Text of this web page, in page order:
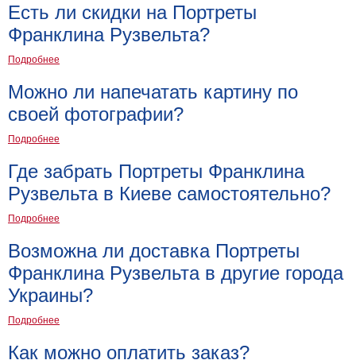
В
спальню
Природа
Мерилин
Мотивирующие
Города
Нью
Посмотреть
все
темы
Услуги
Багетная
Рамы
Есть ли скидки на Портреты
Франклина Рузвельта?
Подробнее
Можно ли напечатать картину по
своей фотографии?
Подробнее
Где забрать Портреты Франклина
Рузвельта в Киеве самостоятельно?
Подробнее
Возможна ли доставка Портреты
Франклина Рузвельта в другие города
Украины?
Подробнее
Как можно оплатить заказ?